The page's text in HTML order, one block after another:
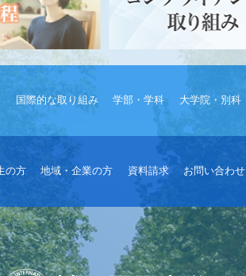
国際的な取り組み 学部・学科 大学院・別科
の方 地域・企業の方 資料請求 お問い合わせ